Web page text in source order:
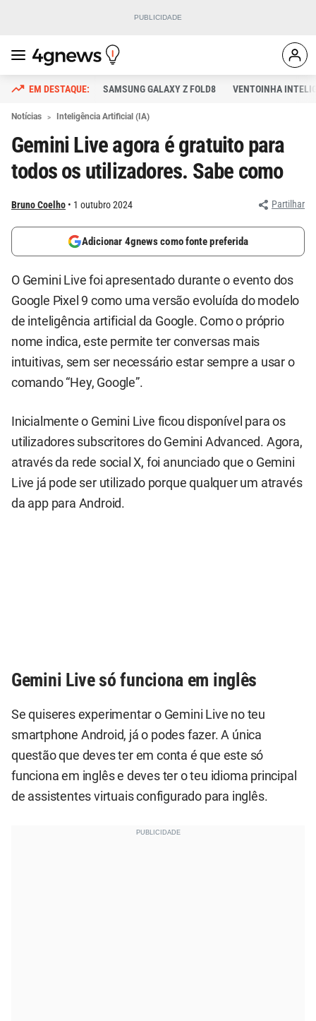
SAMSUNG GALAXY Z FOLD8 VENTOINHA
Notícias Inteligência Artificial (IA)
Gemini Live agora é gratuito para
todos os utilizadores. Sabe como
Bruno Coelho 1 outubro 2024 Partilhar
Adicionar 4gnews como fonte preferida
O Gemini Live foi apresentado durante o evento dos
Google Pixel 9 como uma versão evoluída do modelo
de inteligência artificial da Google. Como o próprio
nome indica, este permite ter conversas mais
intuitivas, sem ser necessário estar sempre a usar o
comando “Hey, Google”.
Inicialmente o Gemini Live ficou disponível para os
utilizadores subscritores do Gemini Advanced. Agora,
através da rede social X, foi anunciado que o Gemini
Live já pode ser utilizado porque qualquer um através
da app para Android.
Gemini Live só funciona em inglês
Se quiseres experimentar o Gemini Live no teu
smartphone Android, já o podes fazer. A única
questão que deves ter em conta é que este só
funciona em inglês e deves ter o teu idioma principal
de assistentes virtuais configurado para inglês.